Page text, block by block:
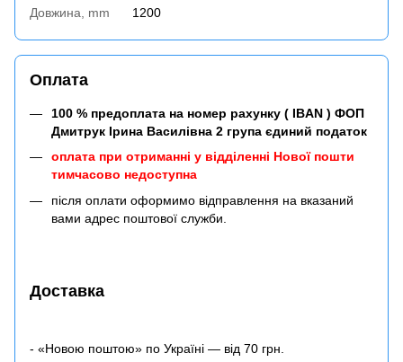
Довжина, mm 1200
Оплата
100 % предоплата на номер рахунку ( IBAN ) ФОП
Дмитрук Ірина Василівна 2 група єдиний податок
оплата при отриманні у відділенні Нової пошти
тимчасово недоступна
після оплати оформимо відправлення на вказаний
вами адрес поштової служби.
Доставка
- «Новою поштою» по Україні — від 70 грн.